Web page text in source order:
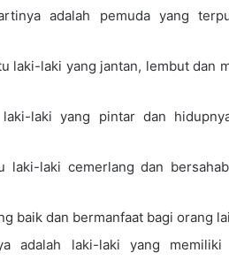
adalah pemuda yang
laki-laki yang jantan, lembut dan
laki yang pintar dan
laki-laki cemerlang dan
baik dan bermanfaat bagi orang
adalah laki-laki yang